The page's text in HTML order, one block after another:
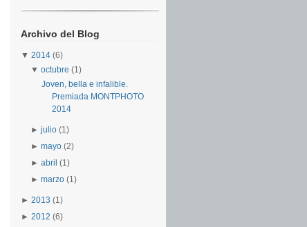
Archivo del Blog
▼ 2014 (6)
▼octubre (1)
Joven, bella e infalible.
Premiada MONTPHOTO
2014
►julio (1)
►mayo (2)
►abril (1)
►marzo (1)
► 2013 (1)
► 2012 (6)